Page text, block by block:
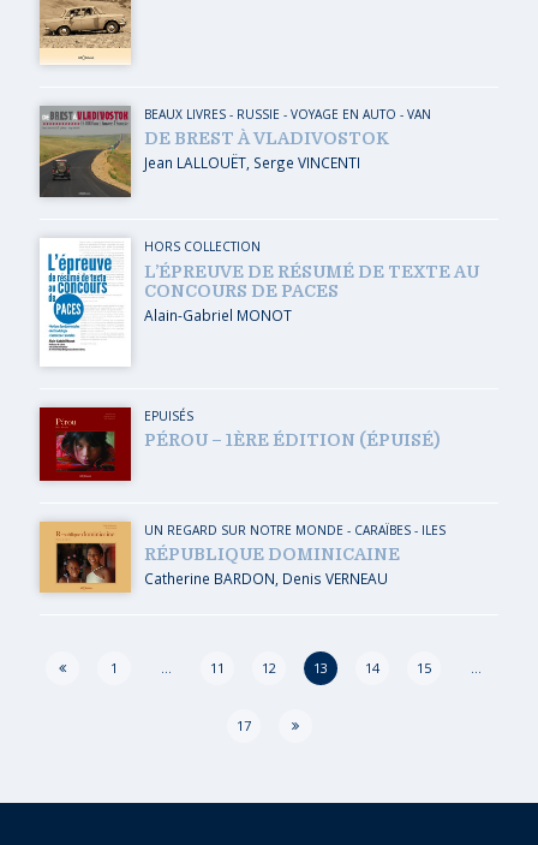
BEAUX LIVRES- RUSSIE - VOYAGE EN AUTO - VAN
DE BREST À VLADIVOSTOK
Jean LALLOUËT, Serge VINCENTI
HORS COLLECTION
L’ÉPREUVE DE RÉSUMÉ DE TEXTE AU
CONCOURS DE PACES
Alain-Gabriel MONOT
EPUISÉS
PÉROU – 1ÈRE ÉDITION (ÉPUISÉ)
UN REGARD SUR NOTRE MONDE - CARAÏBES- ILES
RÉPUBLIQUE DOMINICAINE
Catherine BARDON, Denis VERNEAU
Page
1 11 12 13 14 15
17